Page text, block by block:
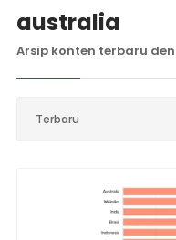
australia
Arsip konten terbaru
Terbaru